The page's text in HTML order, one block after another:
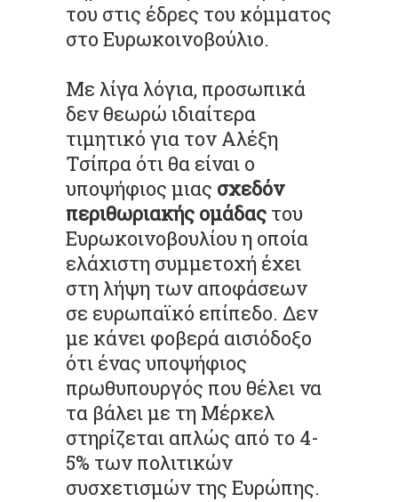
του στις έδρες του κόμματος
στο Ευρωκοινοβούλιο.
Mε λίγα λόγια, προσωπικά
δεν θεωρώ ιδιαίτερα
τιμητικό για τον Αλέξη
Τσίπρα ότι θα είναι ο
υποψήφιος μιας σχεδόν
περιθωριακής ομάδας του
Ευρωκοινοβουλίου η οποία
ελάχιστη συμμετοχή έχει
στη λήψη των αποφάσεων
σε ευρωπαϊκό επίπεδο. Δεν
με κάνει φοβερά αισιόδοξο
ότι ένας υποψήφιος
πρωθυπουργός που θέλει να
τα βάλει με τη Μέρκελ
στηρίζεται απλώς από το 4-
5% των πολιτικών
συσχετισμών της Ευρώπης.